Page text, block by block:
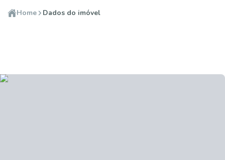
Home Dados do imóvel